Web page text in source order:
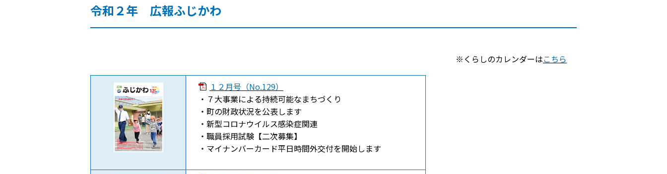
令和２年 広報ふじかわ
※くらしのカレンダーはこちら
１２月号（No.129）
・７大事業による持続可能なまちづくり
・町の財政状況を公表します
・新型コロナウイルス感染症関連
・職員採用試験【二次募集】
・マイナンバーカード平日時間外交付を開始します